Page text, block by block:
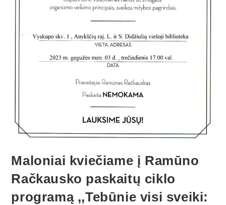
Maloniai kviečiame į Ramūno
Račkausko paskaitų ciklo
programą ,,Tebūnie visi sveiki: